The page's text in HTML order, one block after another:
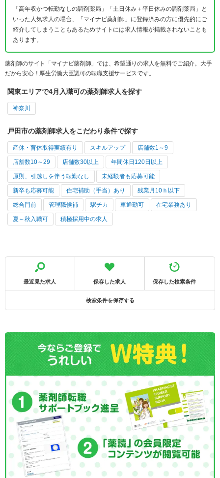
「高年収かつ転勤なしの調剤薬局」「土日休み＋平日休みの調剤薬局」と
いった人気求人の場合、「マイナビ薬剤師」に登録済みの方に優先的にご
紹介してしまうこともあるためサイトには求人情報が掲載されないことも
あります。
薬剤師のサイト「マイナビ薬剤師」では、希望通りの求人を無料でご紹介。大手
だから安心！厚生労働大臣認可の転職支援サービスです。
関東エリアで4月入職可の薬剤師求人を探す
神奈川
戸田市の薬剤師求人をこだわり条件で探す
産休・育休取得実績有り スキルアップ 店舗数1～9
店舗数10～29 店舗数30以上 年間休日120日以上
原則、引越しを伴う転勤なし 未経験者も応募可能
新卒も応募可能 住宅補助（手当）あり 残業月10ｈ以下
総合門前 管理職候補 駅チカ 車通勤可 在宅業務あり
夏～秋入職可 積極採用中の求人
最近見た求人 保存した求人 保存した検索条件
検索条件を保存する